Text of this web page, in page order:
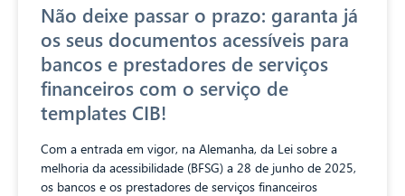
Não deixe passar o prazo: garanta já
os seus documentos acessíveis para
bancos e prestadores de serviços
financeiros com o serviço de
templates CIB!
Com a entrada em vigor, na Alemanha, da Lei sobre a
melhoria da acessibilidade (BFSG) a 28 de junho de 2025,
os bancos e os prestadores de serviços financeiros